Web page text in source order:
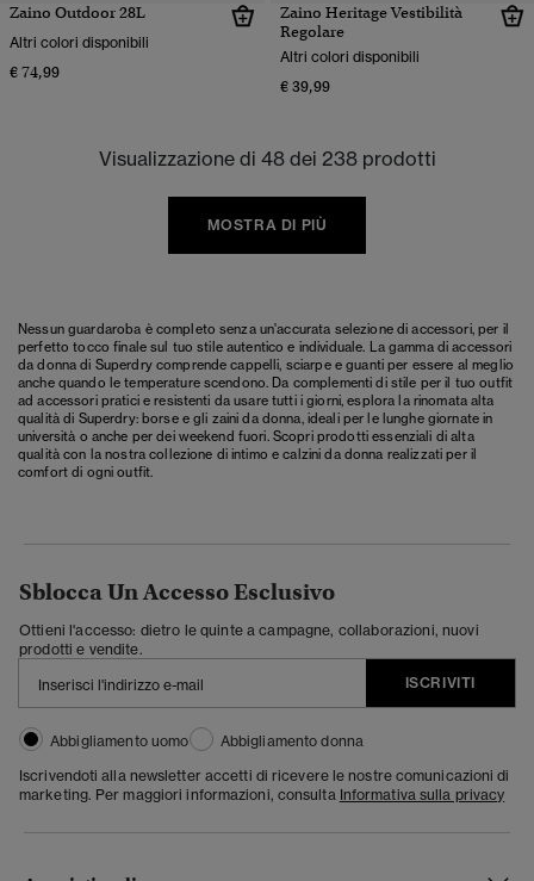
Zaino Outdoor 28L
Altri colori disponibili
€ 74,99
Zaino Heritage Vestibilità
Regolare
Altri colori disponibili
€ 39,99
Visualizzazione di 48 dei 238 prodotti
MOSTRA DI PIÙ
Nessun guardaroba è completo senza un'accurata selezione di accessori, per il
perfetto tocco finale sul tuo stile autentico e individuale. La gamma di accessori
da donna di Superdry comprendecappelli sciarpeeguanti per essere al meglio
anche quando le temperature scendono. Da complementi di stile per il tuo outfit
ad accessori pratici e resistenti da usare tutti i giorni, esplora la rinomata alta
qualità di Superdry: borse e gli zaini da donna , ideali per le lunghe giornate in
università o anche per dei weekend fuori. Scopri prodotti essenziali di alta
qualità con la nostra collezione diintimo ecalzini da donna realizzati per il
comfort di ogni outfit.
Sblocca Un Accesso Esclusivo
Ottieni l'accesso: dietro le quinte a campagne, collaborazioni, nuovi
prodotti e vendite.
ISCRIVITI
Abbigliamento uomo
Abbigliamento donna
Iscrivendoti alla newsletter accetti di ricevere le nostre comunicazioni di
marketing. Per maggiori informazioni, consulta Informativa sulla privacy